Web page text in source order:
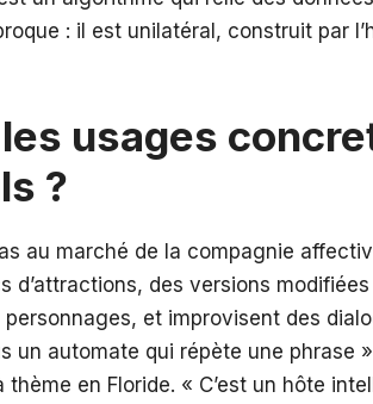
: il est unilatéral, construit par
usages
?
au marché de la compagnie
d’attractions, des versions modifiées
et improvisent des
un automate qui répète une phrase
thème en Floride. « C’est un hôte